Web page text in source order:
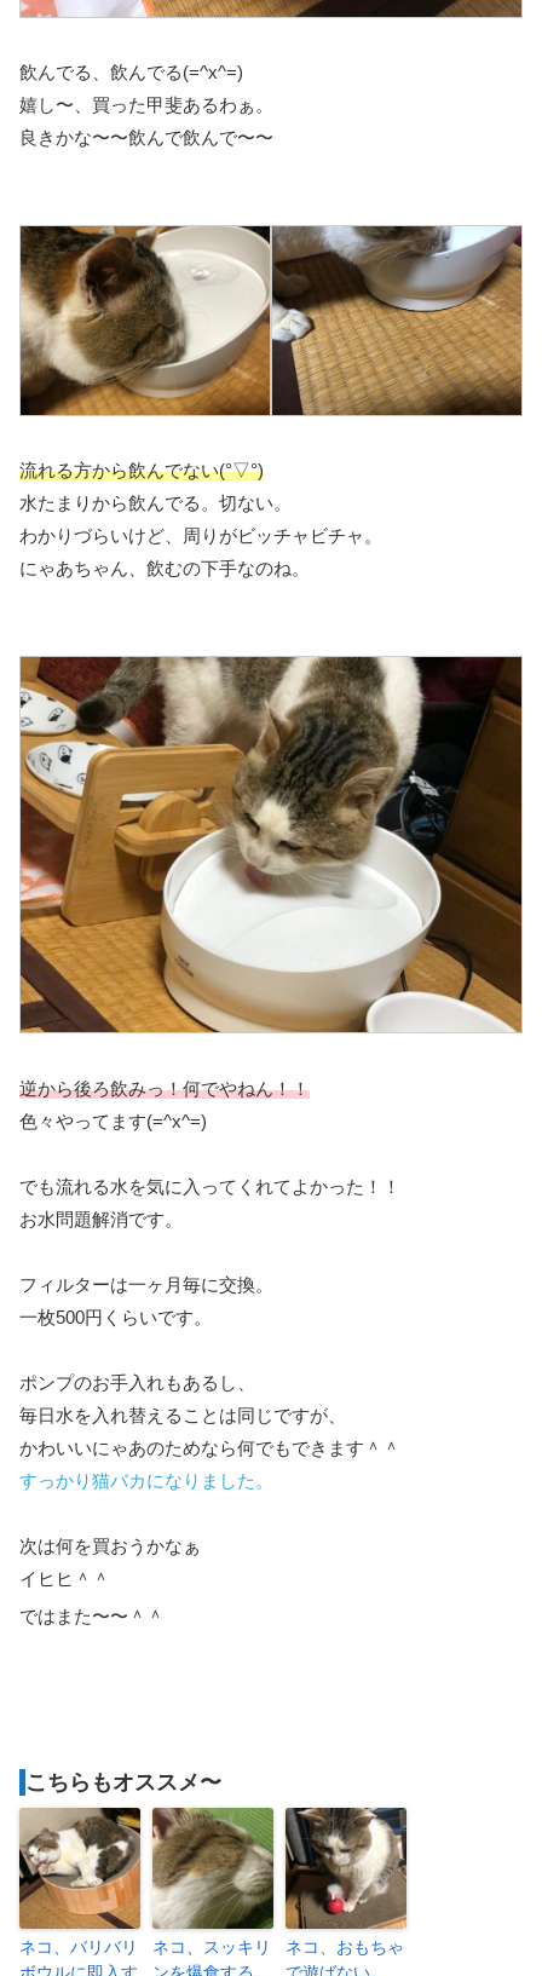
飲んでる、飲んでる(=^x^=)
嬉し〜、買った甲斐あるわぁ。
良きかな〜〜飲んで飲んで〜〜
流れる方から飲んでない(°▽°)
水たまりから飲んでる。切ない。
わかりづらいけど、周りがビッチャビチャ。
にゃあちゃん、飲むの下手なのね。
逆から後ろ飲みっ！何でやねん！！
色々やってます(=^x^=)
でも流れる水を気に入ってくれてよかった！！
お水問題解消です。
フィルターは一ヶ月毎に交換。
一枚500円くらいです。
ポンプのお手入れもあるし、
毎日水を入れ替えることは同じですが、
かわいいにゃあのためなら何でもできます＾＾
すっかり猫バカになりました。
次は何を買おうかなぁ
イヒヒ＾＾
ではまた〜〜＾＾
こちらもオススメ〜
ネコ、バリバリ
ネコ、スッキリ
ネコ、おもちゃ